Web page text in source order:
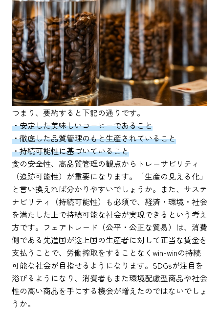
つまり、要約すると下記の通りです。
・安定した美味しいコーヒーであること
・徹底した品質管理のもと生産されていること
・持続可能性に基づいていること
食の安全性、高品質管理の観点からトレーサビリティ
（追跡可能性）が重要になります。「生産の見える化」
と言い換えれば分かりやすいでしょうか。また、サステ
ナビリティ（持続可能性）も必須で、経済・環境・社会
を満たした上で持続可能な社会が実現できるという考え
方です。フェアトレード（公平・公正な貿易）は、消費
側である先進国が途上国の生産者に対して正当な賃金を
支払うことで、労働搾取をすることなくwin-winの持続
可能な社会が目指せるようになります。SDGsが注目を
浴びるようになり、消費者もまた環境配慮型商品や社会
性の高い商品を手にする機会が増えたのではないでしょ
うか。